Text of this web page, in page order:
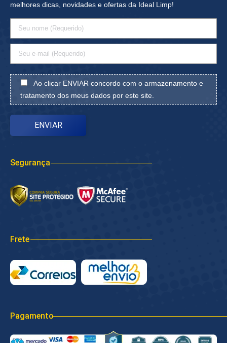
melhores dicas, novidades e ofertas da Ideal Limp!
Ao clicar ENVIAR concordo com o armazenamento e
tratamento dos meus dados por este site.
Segurança
Frete
Pagamento